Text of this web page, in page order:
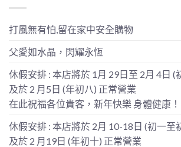
打風無有怕,留在家中安全購物
父愛如水晶，閃耀永恆
休假安排 : 本店將於 1月 29日至 2月 4日 (
及於 2 月5日 (年初八) 正常營業
在此祝福各位貴客，新年快樂 身體健康！
休假安排 : 本店將於 2月 10-18日 (初一至
及於 2 月19日 (年初十) 正常營業